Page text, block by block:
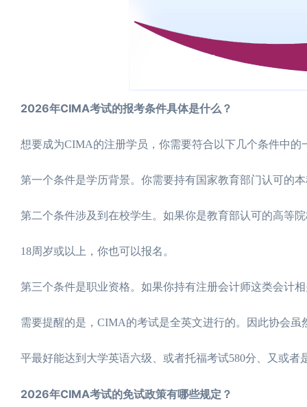
2026年CIMA考试的报考条件具体是什么？
想要成为CIMA的注册学员，你需要符合以下几个条件中的
第一个条件是学历背景。你需要持有国家教育部门认可的
第二个条件涉及到在校学生。如果你是教育部认可的高等
18周岁或以上，你也可以报名。
第三个条件是职业资格。如果你持有注册会计师这类会计
需要提醒的是，CIMA的考试是全英文进行的。因此协会
平最好能达到大学英语六级、或者托福考试580分、又或者
2026年CIMA考试的免试政策有哪些规定？